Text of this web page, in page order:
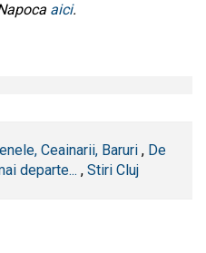
aici.
Ceainarii, Baruri , De
departe... , Stiri Cluj